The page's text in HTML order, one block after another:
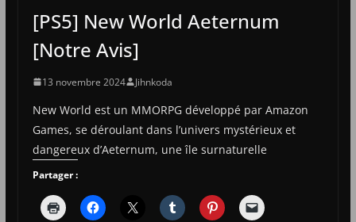
[PS5] New World Aeternum
[Notre Avis]
13 novembre 2024 Jihnkoda
New World est un MMORPG développé par Amazon
Games, se déroulant dans l’univers mystérieux et
dangereux d’Aeternum, une île surnaturelle
Partager :